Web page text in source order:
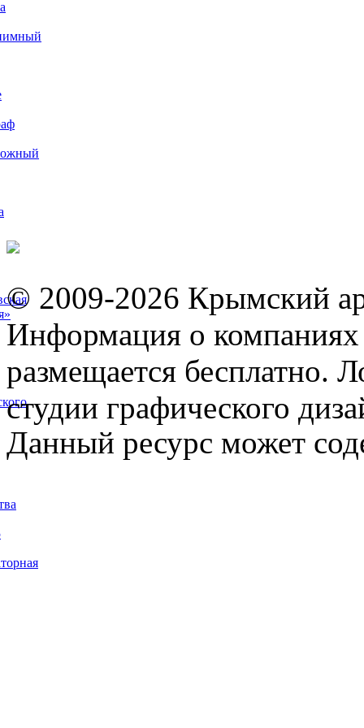
© 2009-2026 Крымский
Информация о компаниях
размещается бесплатно.
студии графического
Данный ресурс может